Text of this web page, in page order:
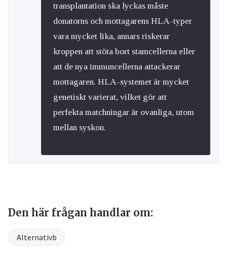
transplantation ska lyckas måste
donatorns och mottagarens HLA-typer
vara mycket lika, annars riskerar
kroppen att stöta bort stamcellerna eller
att de nya immuncellerna attackerar
mottagaren. HLA-systemet är mycket
genetiskt varierat, vilket gör att
perfekta matchningar är ovanliga, utom
mellan syskon.
Den här frågan handlar om:
Alternativb